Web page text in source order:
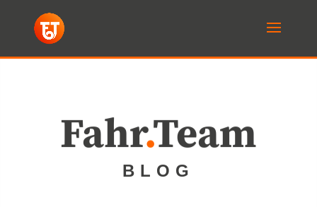
Fahr.Team
BLOG